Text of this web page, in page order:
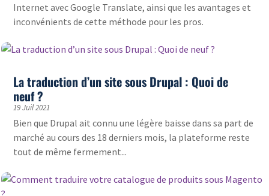
Internet avec Google Translate, ainsi que les avantages et
inconvénients de cette méthode pour les pros.
La traduction d’un site sous Drupal : Quoi de
neuf ?
19 Juil 2021
Bien que Drupal ait connu une légère baisse dans sa part de
marché au cours des 18 derniers mois, la plateforme reste
tout de même fermement...